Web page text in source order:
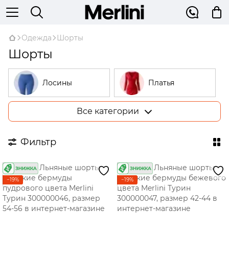
Одежда Шорты
Шорты
Лосины Платья
Гольфы
Пижамы
Рубашки Жилетки
Штаны Жакеты
Все категории
Фильтр
−19% −19%